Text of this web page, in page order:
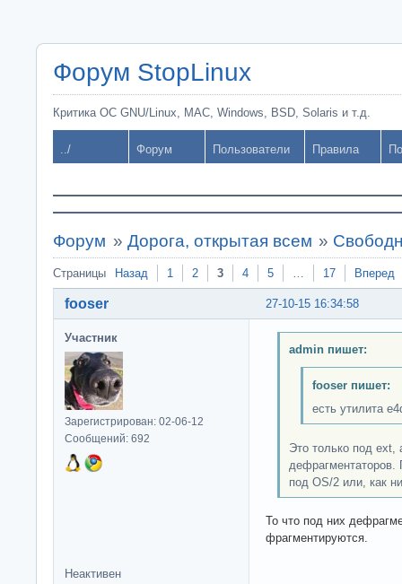
Форум StopLinux
Критика ОС GNU/Linux, MAC, Windows, BSD, Solaris и т.д.
../ Форум Пользователи Правила
Форум » Дорога, открытая всем »
Страницы Назад 1 2 3 4 5 … 17 Вперед
27-10-15 16:34:58
fooser
Участник
Зарегистрирован: 02-06-12
Сообщений: 692
admin пишет:
fooser пишет:
есть утилита
Это только под ext,
под OS/2 или, как
То что под них
фрагментируются.
Неактивен